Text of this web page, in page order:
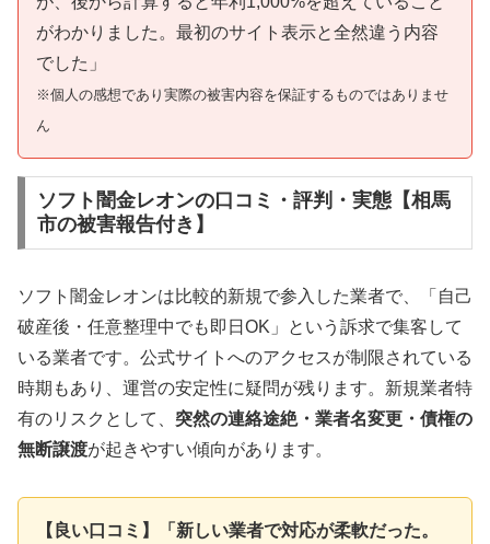
がわかりました。最初のサイト表示と全然違う内容
でした」
※個人の感想であり実際の被害内容を保証するものではありませ
ん
ソフト闇金レオンの口コミ・評判・実態【相馬
市の被害報告付き】
ソフト闇金レオンは比較的新規で参入した業者で、「自己
破産後・任意整理中でも即日OK」という訴求で集客して
いる業者です。公式サイトへのアクセスが制限されている
時期もあり、運営の安定性に疑問が残ります。新規業者特
有のリスクとして、 突然の連絡途絶・業者名変更・債権の
無断譲渡が起きやすい傾向があります。
【良い口コミ】「新しい業者で対応が柔軟だった。